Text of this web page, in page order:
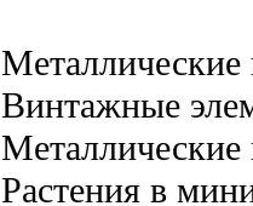
Металлические
Винтажные
Растения в